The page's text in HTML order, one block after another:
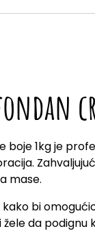
boje 1kg je
mase.
bi
da podignu